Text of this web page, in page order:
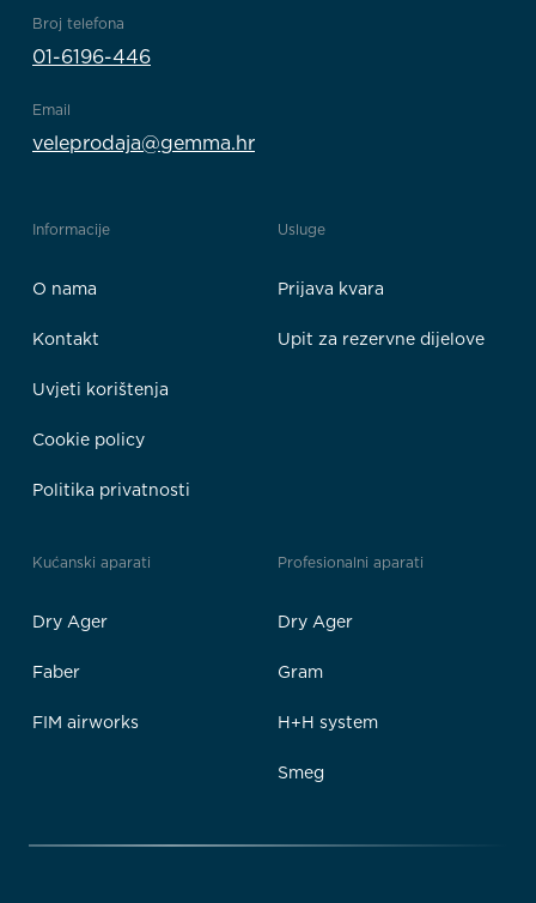
Broj telefona
01-6196-446
Email
veleprodaja@gemma.hr
Informacije
O nama
Kontakt
Uvjeti korištenja
Cookie policy
Politika privatnosti
Usluge
Prijava kvara
Upit za rezervne dijelove
Kućanski aparati
Dry Ager
Faber
FIM airworks
Profesionalni aparati
Dry Ager
Gram
H+H system
Smeg